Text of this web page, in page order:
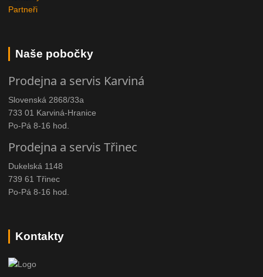
Partneři
Naše pobočky
Prodejna a servis Karviná
Slovenská 2868/33a
733 01 Karviná-Hranice
Po-Pá 8-16 hod.
Prodejna a servis Třinec
Dukelská 1148
739 61 Třinec
Po-Pá 8-16 hod.
Kontakty